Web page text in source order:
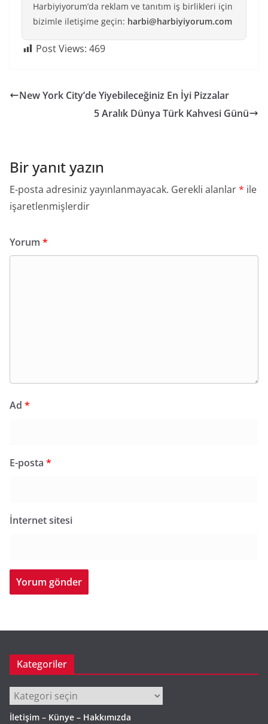
Harbiyiyorum’da reklam ve tanıtım iş birlikleri için
bizimle iletişime geçin: harbi@harbiyiyorum.com
Post Views: 469
New York City’de Yiyebileceğiniz En İyi Pizzalar
5 Aralık Dünya Türk Kahvesi Günü
Bir yanıt yazın
E-posta adresiniz yayınlanmayacak. Gerekli alanlar* ile
işaretlenmişlerdir
Yorum *
Ad *
E-posta *
İnternet sitesi
Kategoriler
Kategoriler
İletişim – Künye – Hakkımızda